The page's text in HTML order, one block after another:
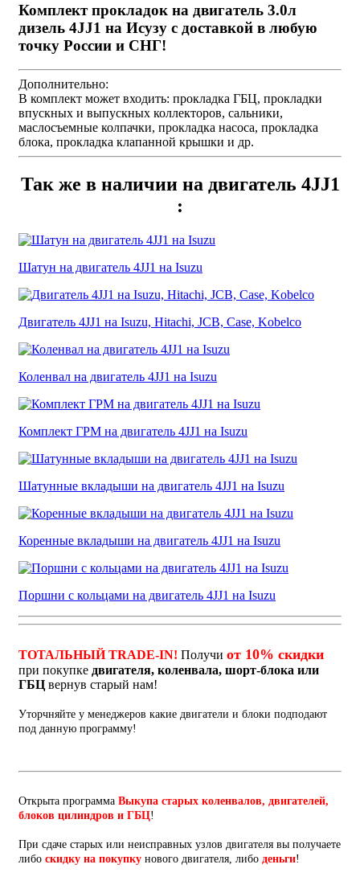
Комплект прокладок на двигатель 3.0л
дизель 4JJ1 на Исузу с доставкой в любую
точку России и СНГ!
Дополнительно:
В комплект может входить: прокладка ГБЦ, прокладки
впускных и выпускных коллекторов, сальники,
маслосъемные колпачки, прокладка насоса, прокладка
блока, прокладка клапанной крышки и др.
Так же в наличии на двигатель 4JJ1
:
Шатун на двигатель 4JJ1 на Isuzu
Двигатель 4JJ1 на Isuzu, Hitachi, JCB, Case, Kobelco
Коленвал на двигатель 4JJ1 на Isuzu
Комплект ГРМ на двигатель 4JJ1 на Isuzu
Шатунные вкладыши на двигатель 4JJ1 на Isuzu
Коренные вкладыши на двигатель 4JJ1 на Isuzu
Поршни с кольцами на двигатель 4JJ1 на Isuzu
ТОТАЛЬНЫЙ TRADE-IN! Получи от 10% скидки
при покупке двигателя, коленвала, шорт-блока или
ГБЦ вернув старый нам!
Уторчняйте у менеджеров какие двигатели и блоки подподают
под данную программу!
Открыта программа Выкупа старых коленвалов, двигателей,
блоков цилиндров и ГБЦ!
При сдаче старых или неисправных узлов двигателя вы получаете
либо скидку на покупку нового двигателя, либо деньги!